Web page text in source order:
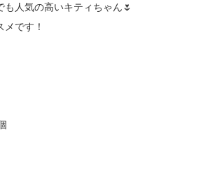
人気の高いキティちゃん🌷
です！